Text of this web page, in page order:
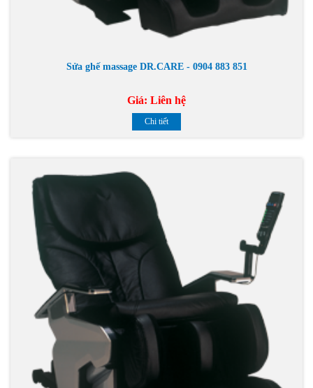
Sửa ghế massage DR.CARE - 0904 883 851
Giá: Liên hệ
Chi tiết